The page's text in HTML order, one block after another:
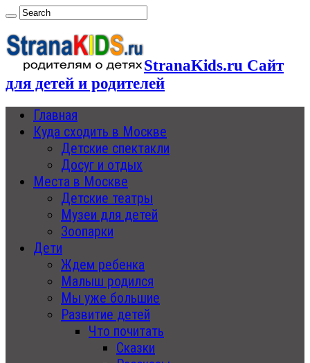
StranaKids.ru Сайт
для детей и родителей
Главная
Куда сходить в Москве
Детские спектакли
Досуг и отдых
Места в Москве
Детские театры
Музеи для детей
Зоопарки
Дети
Ждем ребенка
Малыш родился
Мы уже большие
Развитие детей
Что почитать
Сказки